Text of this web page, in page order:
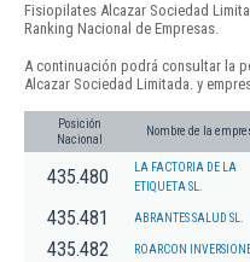
Fisiopilates Alcazar Sociedad
Ranking Nacional de Empresas.
A continuación podrá consultar la
Alcazar Sociedad Limitada. y
Posición
Nacional
Nombre de la
435.480
LA FACTORIA DE LA
ETIQUETA SL.
435.481 ABRANTES SALUD SL.
435.482 ROARCON